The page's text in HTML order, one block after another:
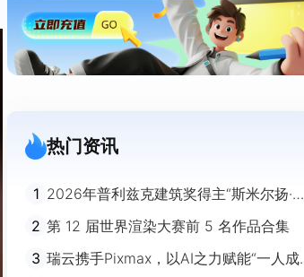
热门资讯
1 2026年普利兹克建筑奖得主“斯米尔扬·拉
迪奇”经典作品欣赏
2 第 12 届世界渲染大赛前 5 名作品合集
3 瑞云携手Pixmax，以AI之力赋能“一人成